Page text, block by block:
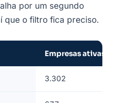
por um segundo
que o filtro fica preciso.
Empresas ativas
3.302